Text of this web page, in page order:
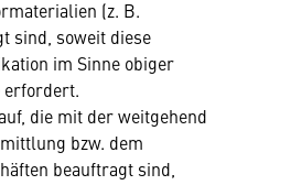
(z. B.
sind, soweit diese
im Sinne obiger
erfordert.
die mit der weitgehend
bzw. dem
beauftragt sind,